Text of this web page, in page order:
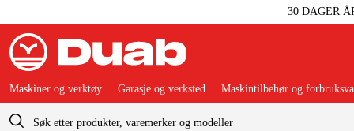
30 DAGER
Maskiner og verktøy Garasje og verksted Maskintilbehør og